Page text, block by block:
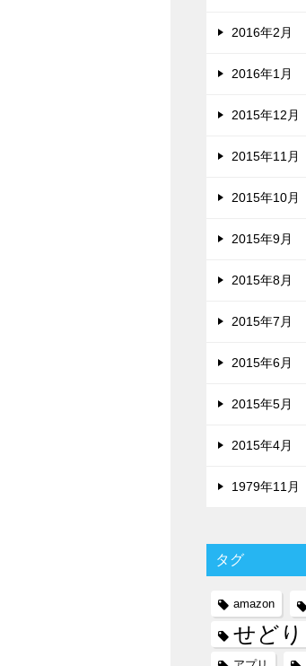
2016年2月
2016年1月
2015年12月
2015年11月
2015年10月
2015年9月
2015年8月
2015年7月
2015年6月
2015年5月
2015年4月
1979年11月
タグ
amazon
せどり